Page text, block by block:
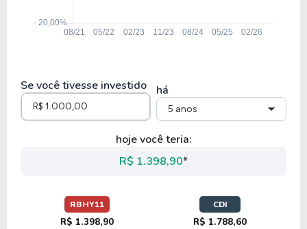
Se você tivesse investido há
5 anos
hoje você teria:
R$ 1.398,90*
RBHY11
R$ 1.398,90
CDI
R$ 1.788,60